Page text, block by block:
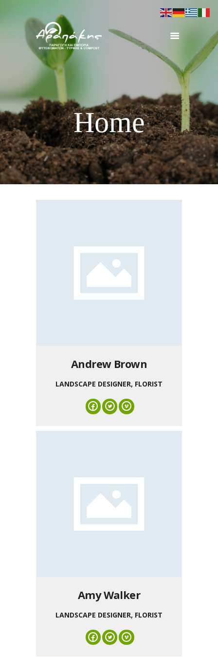
Home
ΑΡΧΙΚΗ
ΠΡΟΦΙΛ
ΕΞΟΠΛΙΣΜΟΣ
ΕΡΓΑ
ΕΠΙΚΟΙΝΩΝΙΑ
Andrew Brown
LANDSCAPE DESIGNER, FLORIST
Amy Walker
LANDSCAPE DESIGNER, FLORIST